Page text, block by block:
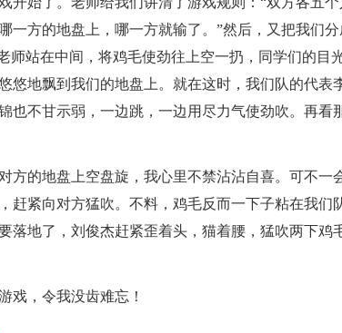
一方的地盘上，哪一方就输了。”然后，又把我们分
师站在中间，将鸡毛使劲往上空一扔，同学们的目
悠地飘到我们的地盘上。就在这时，我们队的代表
也不甘示弱，一边跳，一边用尽力气使劲吹。再看
的地盘上空盘旋，我心里不禁沾沾自喜。可不一
赶紧向对方猛吹。不料，鸡毛反而一下子粘在我们
落地了，刘俊杰赶紧歪着头，猫着腰，猛吹两下鸡
，令我没齿难忘！